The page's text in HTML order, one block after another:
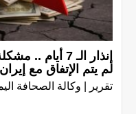
إنذار الـ 7
لم يتم الإتفاق مع إيران
تقرير | وكالة الصحافة